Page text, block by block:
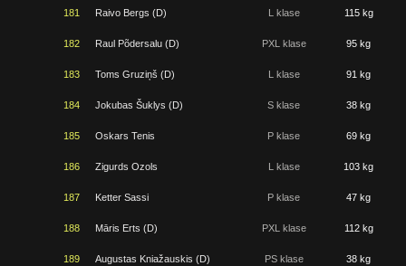
181 Raivo Bergs (D) L klase 115 kg
182 Raul Põdersalu (D) PXL klase 95 kg
183 Toms Gruziņš (D) L klase 91 kg
184 Jokubas Šuklys (D) S klase 38 kg
185 Oskars Tenis P klase 69 kg
186 Zigurds Ozols L klase 103 kg
187 Ketter Sassi P klase 47 kg
188 Māris Erts (D) PXL klase 112 kg
189 Augustas Kniažauskis (D) PS klase 38 kg